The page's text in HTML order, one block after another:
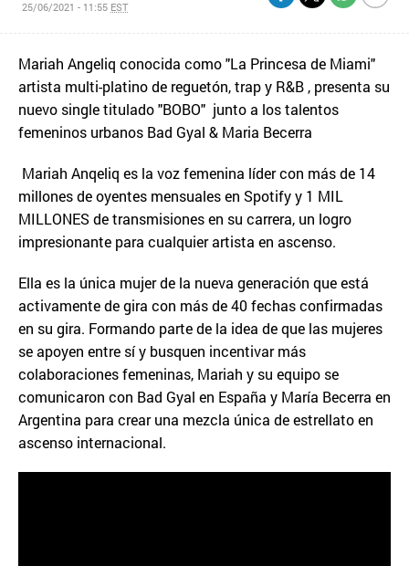
25/06/2021 - 11:55 EST
Mariah Angeliq conocida como "La Princesa de Miami"
artista multi-platino de reguetón, trap y R&B , presenta su
nuevo single titulado "BOBO" junto a los talentos
femeninos urbanos Bad Gyal & Maria Becerra
Mariah Anqeliq es la voz femenina líder con más de 14
millones de oyentes mensuales en Spotify y 1 MIL
MILLONES de transmisiones en su carrera, un logro
impresionante para cualquier artista en ascenso.
Ella es la única mujer de la nueva generación que está
activamente de gira con más de 40 fechas confirmadas
en su gira. Formando parte de la idea de que las mujeres
se apoyen entre sí y busquen incentivar más
colaboraciones femeninas, Mariah y su equipo se
comunicaron con Bad Gyal en España y María Becerra en
Argentina para crear una mezcla única de estrellato en
ascenso internacional.